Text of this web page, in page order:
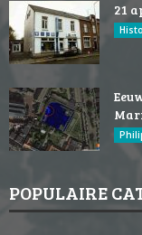
21
POPULAIRE